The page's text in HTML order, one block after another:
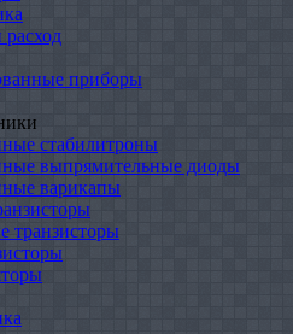
приборы
стабилитроны
выпрямительные диоды
варикапы
транзисторы